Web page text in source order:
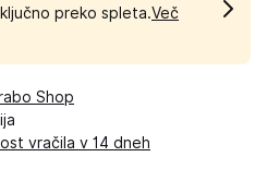
preko spleta.Več
Shop
vračila v 14 dneh